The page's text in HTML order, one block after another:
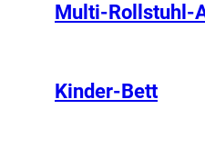
Multi-Rollstuhl-
Kinder-Bett